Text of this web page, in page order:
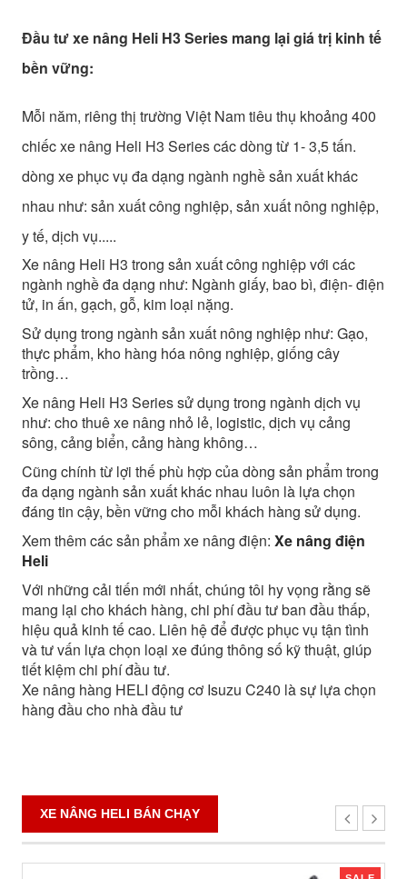
Đầu tư xe nâng Heli H3 Series mang lại giá trị kinh tế
bền vững:
Mỗi năm, riêng thị trường Việt Nam tiêu thụ khoảng 400
chiếc xe nâng Heli H3 Series các dòng từ 1- 3,5 tấn.
dòng xe phục vụ đa dạng ngành nghề sản xuất khác
nhau như: sản xuất công nghiệp, sản xuất nông nghiệp,
y tế, dịch vụ.....
Xe nâng Heli H3 trong sản xuất công nghiệp với các
ngành nghề đa dạng như: Ngành giấy, bao bì, điện- điện
tử, in ấn, gạch, gỗ, kim loại nặng.
Sử dụng trong ngành sản xuất nông nghiệp như: Gạo,
thực phẩm, kho hàng hóa nông nghiệp, giống cây
trồng…
Xe nâng Heli H3 Series sử dụng trong ngành dịch vụ
như: cho thuê xe nâng nhỏ lẻ, logistic, dịch vụ cảng
sông, cảng biển, cảng hàng không…
Cũng chính từ lợi thế phù hợp của dòng sản phẩm trong
đa dạng ngành sản xuất khác nhau luôn là lựa chọn
đáng tin cậy, bền vững cho mỗi khách hàng sử dụng.
Xem thêm các sản phẩm xe nâng điện: Xe nâng điện
Heli
Với những cải tiến mới nhất, chúng tôi hy vọng rằng sẽ
mang lại cho khách hàng, chi phí đầu tư ban đầu thấp,
hiệu quả kinh tế cao. Liên hệ để được phục vụ tận tình
và tư vấn lựa chọn loại xe đúng thông số kỹ thuật, giúp
tiết kiệm chi phí đầu tư.
Xe nâng hàng HELI động cơ Isuzu C240 là sự lựa chọn
hàng đầu cho nhà đầu tư
XE NÂNG HELI BÁN CHẠY